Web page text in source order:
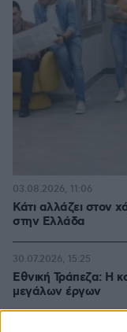
Κάτι αλλάζει στον
στην Ελλάδα
03.08.2026, 11:06
Εθνική Τράπεζα: Η
μεγάλων έργων
30.07.2026, 15:25